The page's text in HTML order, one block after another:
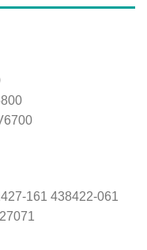
161 438422-061